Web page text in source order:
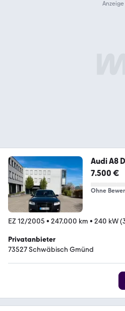
Audi A8
7.500 €
Ohne
EZ 12/2005 • 247.000 km • 240 kW
Privatanbieter
73527 Schwäbisch Gmünd